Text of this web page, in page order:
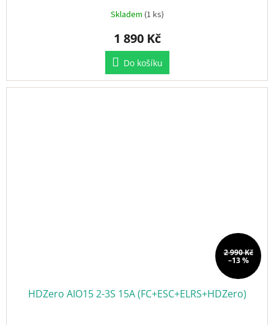
Skladem (1 ks)
1 890 Kč
Do košíku
2 990 Kč
–13 %
HDZero AIO15 2-3S 15A (FC+ESC+ELRS+HDZero)